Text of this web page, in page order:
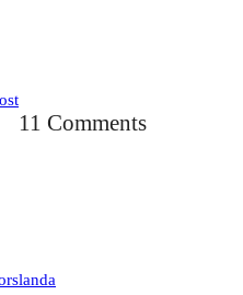
11 Comments